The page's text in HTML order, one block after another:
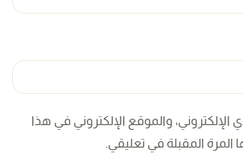
والموقع الإلكتروني في هذا
المقبلة في تعليقي.